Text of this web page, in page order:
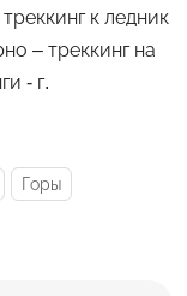
к ледник
– треккинг на
- г.
Горы